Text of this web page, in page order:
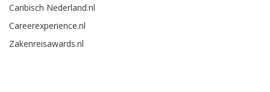
Caribisch Nederland.nl
Careerexperience.nl
Zakenreisawards.nl